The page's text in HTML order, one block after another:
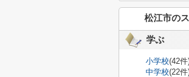
松江市の
学ぶ
小学校(42件
中学校(22件